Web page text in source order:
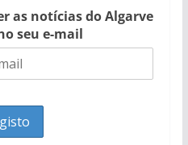
as notícias do Algarve
seu e-mail